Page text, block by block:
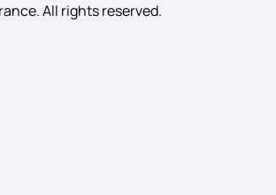
All rights reserved.